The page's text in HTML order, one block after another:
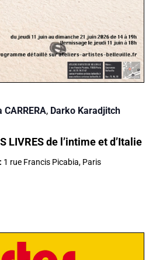
LIVRES de l’intime et d’Italie
1 rue Francis Picabia, Paris
CARRERA, Darko Karadjitch